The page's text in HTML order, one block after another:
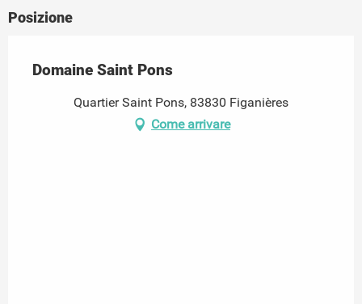
Posizione
Domaine Saint Pons
Quartier Saint Pons, 83830 Figanières
Come arrivare